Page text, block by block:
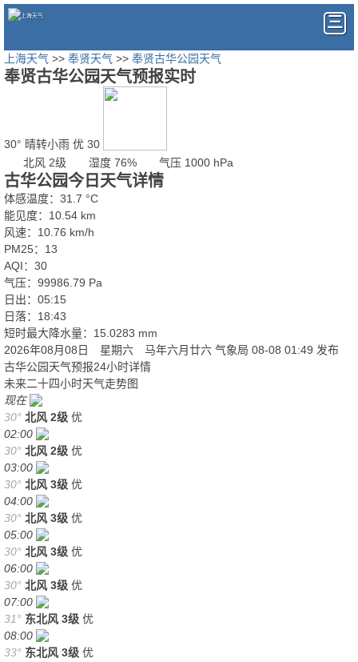
上海天气 >> 奉贤天气 >> 奉贤古华公园天气
奉贤古华公园天气预报实时
30° 晴转小雨 优 30
北风 2级
湿度 76% 气压 1000 hPa
古华公园今日天气详情
体感温度：31.7 °C
能见度：10.54 km
风速：10.76 km/h
PM25：13
AQI：30
气压：99986.79 Pa
日出：05:15
日落：18:43
短时最大降水量：15.0283 mm
2026年08月08日 星期六 马年六月廿六 气象局 08-08 01:49 发布
古华公园天气预报24小时详情
未来二十四小时天气走势图
现在
30° 北风 2级 优
02:00
30° 北风 2级 优
03:00
30° 北风 3级 优
04:00
30° 北风 3级 优
05:00
30° 北风 3级 优
06:00
30° 北风 3级 优
07:00
31° 东北风 3级 优
08:00
33° 东北风 3级 优